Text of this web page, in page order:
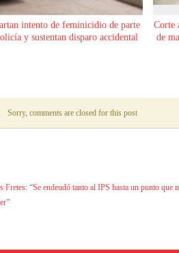
intento de feminicidio de parte
y sustentan disparo accidental
Corte
de
Sorry, comments are closed for this post
Fretes: “Se endeudó tanto al IPS hasta un punto que